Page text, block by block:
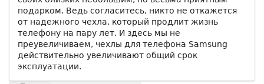
подарком. Ведь согласитесь, никто не откажется
от надежного чехла, который продлит жизнь
телефону на пару лет. И здесь мы не
преувеличиваем, чехлы для телефона Samsung
действительно увеличивают общий срок
эксплуатации.